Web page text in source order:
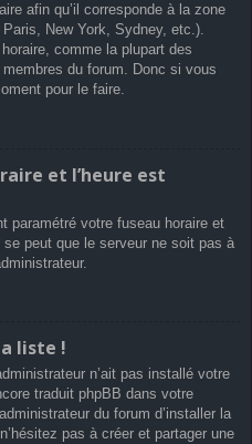
afin qu’il corresponde à la zone
New York, Sydney, etc.).
comme la plupart des
membres du forum. Donc si vous
pour le faire.
et l’heure est
paramétré votre fuseau horaire et
peut que le serveur ne soit pas à
liste !
n’ait pas installé votre
traduit phpBB dans votre
du forum d’installer la
pas à créer et partager une